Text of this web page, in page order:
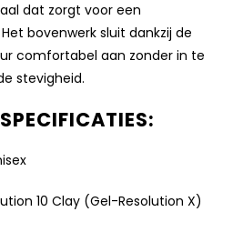
dat zorgt voor een
bovenwerk sluit dankzij de
comfortabel aan zonder in te
stevigheid.
10 Clay (Gel-Resolution X)